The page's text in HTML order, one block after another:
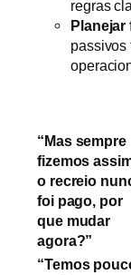
regras
Planejar
passivos
“Mas sempre
fizemos
o recreio
foi pago, por
que mudar
agora?”
“Temos